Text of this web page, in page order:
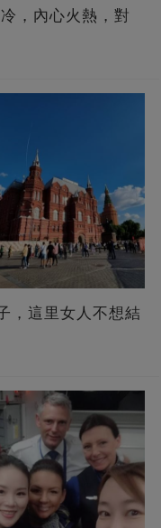
，內心火熱，對
，這里女人不想結